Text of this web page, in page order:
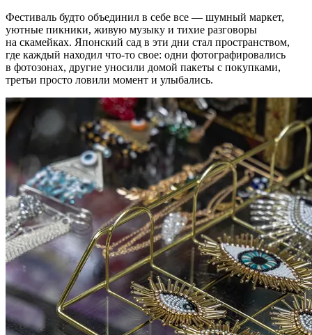
Фестиваль будто объединил в себе все — шумный маркет,
уютные пикники, живую музыку и тихие разговоры
на скамейках. Японский сад в эти дни стал пространством,
где каждый находил что-то свое: одни фотографировались
в фотозонах, другие уносили домой пакеты с покупками,
третьи просто ловили момент и улыбались.